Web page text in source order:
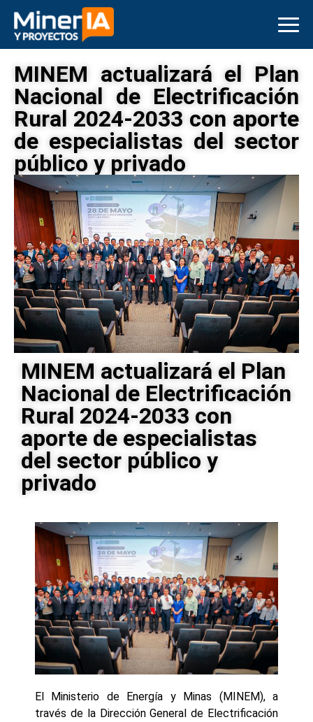
MINEM actualizará el Plan
Nacional de Electrificación
Rural 2024-2033 con aporte
de especialistas del sector
público y privado
MINEM actualizará el Plan
Nacional de Electrificación
Rural 2024-2033 con
aporte de especialistas
del sector público y
privado
El Ministerio de Energía y Minas (MINEM), a
través de la Dirección General de Electrificación